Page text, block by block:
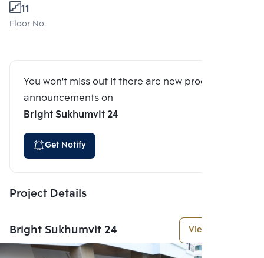
11
Floor No.
You won't miss out if there are new program
announcements on
Bright Sukhumvit 24
Get Notify
Project Details
Bright Sukhumvit 24 View More